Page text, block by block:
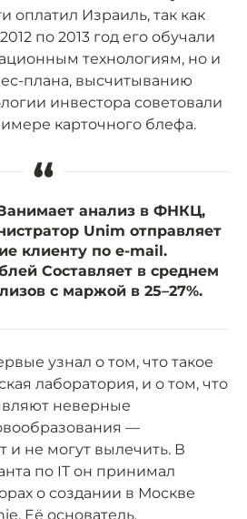
оплатил Израиль, так как
по 2013 год его обучали
технологиям, но и
плана, высчитыванию
инвестора советовали
карточного блефа.
“
анализ в ФНКЦ,
Unim отправляет
клиенту по e-mail.
Составляет в среднем
с маржой в 25–27%.
узнал о том, что такое
лаборатория, и о том, что
неверные
—
и не могут вылечить. В
по IT он принимал
о создании в Москве
. Её основатель,